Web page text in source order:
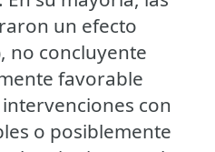
un efecto
no concluyente
favorable
con
o posiblemente